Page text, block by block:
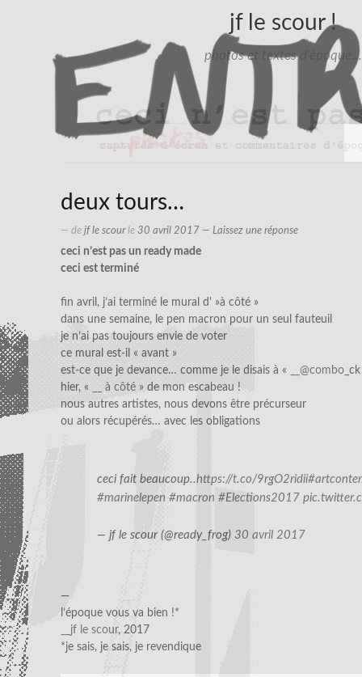
jf le scour !
photos et textes d'époque…
deux tours…
— de jf le scourle 30 avril 2017 — Laissez une réponse
ceci n’est pas un ready made
ceci est terminé
fin avril, j’ai terminé le mural d' »à côté »
dans une semaine, le pen macron pour un seul fauteuil
je n’ai pas toujours envie de voter
ce mural est-il « avant »
est-ce que je devance… comme je le disais à «
__@combo
hier, «
__ à côté » de mon escabeau !
nous autres artistes, nous devons être précurseur
ou alors récupérés… avec les obligations
ceci fait beaucoup..https://t.co/9rgO2ridii
#marinelepen #macron #Elections2017
— jf le scour (@ready_frog) 30 avril 2017
—
l’époque vous va bien !*
__jf le scour, 2017
*je sais, je sais, je revendique